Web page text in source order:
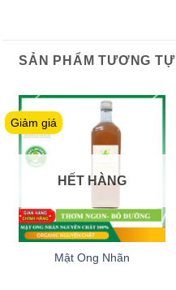
SẢN PHẨM TƯƠNG TỰ
Giảm giá
HẾT HÀNG
Mật Ong Nhãn